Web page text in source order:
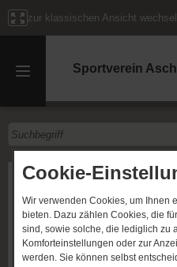
Cookie-
Wir verwenden Cookies, um Ihnen
bieten. Dazu zählen Cookies, die
sind, sowie solche, die lediglich zu
Komforteinstellungen oder zur
werden. Sie können selbst
zur klassischen Ansicht
Sportverein
Herren 60